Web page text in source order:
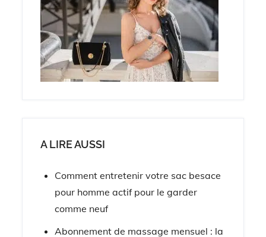
A LIRE AUSSI
Comment entretenir votre sac besace
pour homme actif pour le garder
comme neuf
Abonnement de massage mensuel : la